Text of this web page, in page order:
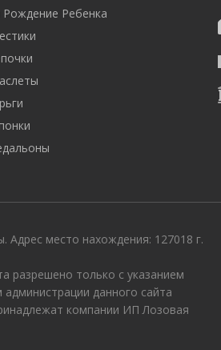
Рождение Ребенка
место нахождения: 127018 г.
разрешено только с указанием
данного сайта
компании ИП Лозовая